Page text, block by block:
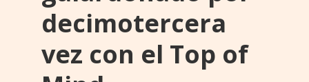
decimotercera
vez con el Top of